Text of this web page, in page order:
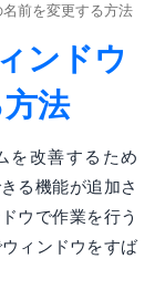
e
n
a
a
t
i
o
前を変更する方法
ンドウ
法
を改善するため
る機能が追加さ
ウで作業を行う
ィンドウをすば